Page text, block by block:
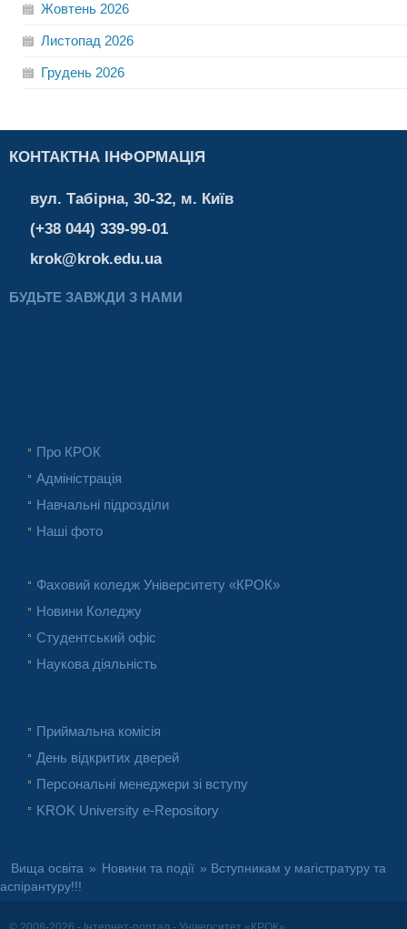
Жовтень 2026
Листопад 2026
Грудень 2026
КОНТАКТНА ІНФОРМАЦІЯ
вул. Табірна, 30-32, м. Київ
(+38 044) 339-99-01
krok@krok.edu.ua
БУДЬТЕ ЗАВЖДИ З НАМИ
Про КРОК
Адміністрація
Навчальні підрозділи
Наші фото
Фаховий коледж Університету «КРОК»
Новини Коледжу
Студентський офіс
Наукова діяльність
Приймальна комісія
День відкритих дверей
Персональні менеджери зі вступу
KROK University e-Repository
Вища освіта » Новини та події » Вступникам у магістратуру та
аспірантуру!!!